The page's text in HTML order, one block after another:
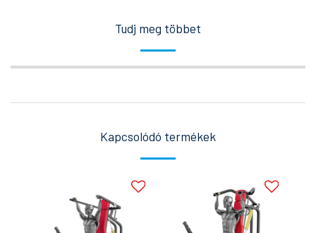
Tudj meg többet
Kapcsolódó termékek